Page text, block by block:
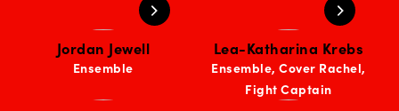
Jordan Jewell
Ensemble
Lea-Katharina Krebs
Ensemble, Cover Rachel,
Fight Captain